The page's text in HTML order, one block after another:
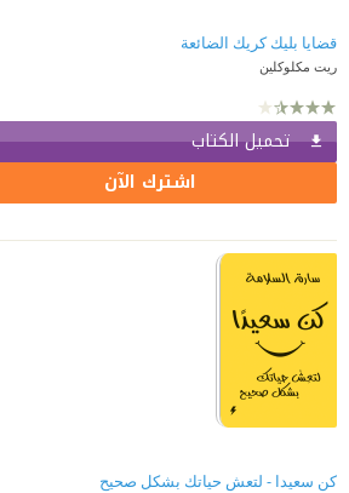
قضايا بليك كريك الضائعة
ريت مكلوكلين
تحميل الكتاب
اشترك الآن
كن سعيدا - لتعش حياتك بشكل صحيح